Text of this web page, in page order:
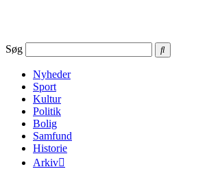
Søg
Nyheder
Sport
Kultur
Politik
Bolig
Samfund
Historie
Arkiv